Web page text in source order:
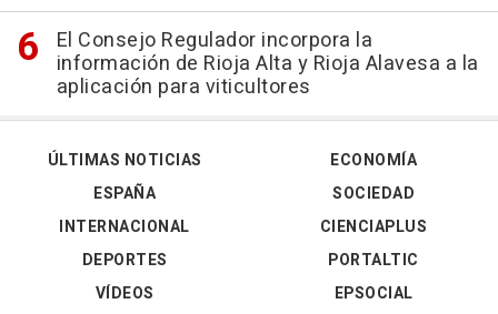
El Consejo Regulador incorpora la
información de Rioja Alta y Rioja Alavesa a la
aplicación para viticultores
ÚLTIMAS NOTICIAS
ESPAÑA
INTERNACIONAL
DEPORTES
VÍDEOS
ECONOMÍA
SOCIEDAD
CIENCIAPLUS
PORTALTIC
EPSOCIAL